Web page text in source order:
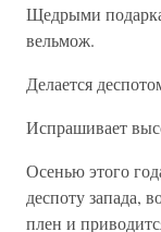
Щедрыми
вельмож.
Делается
Испрашивает
Осенью этого
деспоту запада,
плен и